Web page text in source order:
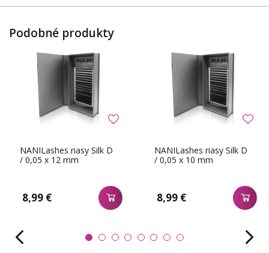
Podobné produkty
NANILashes riasy Silk D
/ 0,05 x 12 mm
8,99 €
NANILashes riasy Silk D
/ 0,05 x 10 mm
8,99 €